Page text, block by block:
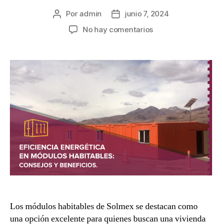
Por admin
junio 7, 2024
No hay comentarios
Los módulos habitables de Solmex se destacan como
una opción excelente para quienes buscan una vivienda